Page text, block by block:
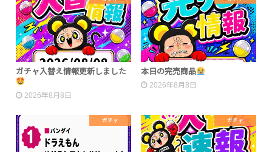
ガチャ入替え情報更新しました
2026年8月8日
本日の完売商品
2026年8月8日
ガチャ ガチャ